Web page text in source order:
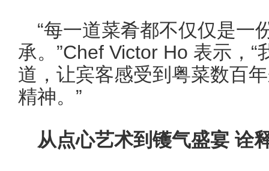
“每一道菜肴都不仅仅是一
承。”Chef Victor Ho 表示，
道，让宾客感受到粤菜数百
精神。”
从点心艺术到镬气盛宴 诠